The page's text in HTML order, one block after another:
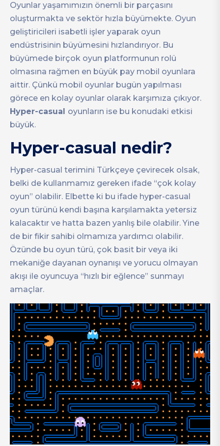
Oyunlar yaşamımızın önemli bir parçasını
oluşturmakta ve sektör hızla büyümekte. Oyun
geliştiricileri isabetli işler yaparak oyun
endüstrisinin büyümesini hızlandırıyor. Bu
büyümede birçok oyun platformunun rolü
olmasına rağmen en büyük pay mobil oyunlara
aittir. Çünkü mobil oyunlar bugün yapılması
görece en kolay oyunlar olarak karşımıza çıkıyor.
Hyper-casual oyunların ise bu konudaki etkisi
büyük.
Hyper-casual nedir?
Hyper-casual terimini Türkçeye çevirecek olsak,
belki de kullanmamız gereken ifade “çok kolay
oyun” olabilir. Elbette ki bu ifade hyper-casual
oyun türünü kendi başına karşılamakta yetersiz
kalacaktır ve hatta bazen yanlış bile olabilir. Yine
de bir fikir sahibi olmamıza yardımcı olabilir.
Özünde bu oyun türü, çok basit bir veya iki
mekaniğe dayanan oynanışı ve yorucu olmayan
akışı ile oyuncuya “hızlı bir eğlence” sunmayı
amaçlar.